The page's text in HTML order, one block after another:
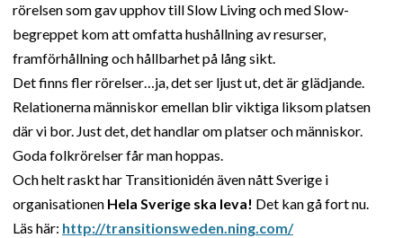
rörelsen som gav upphov till Slow Living och med Slow-
begreppet kom att omfatta hushållning av resurser,
framförhållning och hållbarhet på lång sikt.
Det finns fler rörelser…ja, det ser ljust ut, det är glädjande.
Relationerna människor emellan blir viktiga liksom platsen
där vi bor. Just det, det handlar om platser och människor.
Goda folkrörelser får man hoppas.
Och helt raskt har Transitionidén även nått Sverige i
organisationen Hela Sverige ska leva! Det kan gå fort nu.
Läs här: http://transitionsweden.ning.com/